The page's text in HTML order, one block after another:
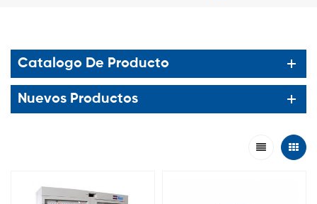
Catalogo De Producto
Nuevos Productos